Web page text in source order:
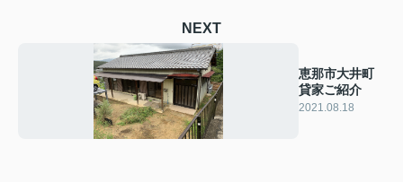
NEXT
恵那市大井町
貸家ご紹介
2021.08.18